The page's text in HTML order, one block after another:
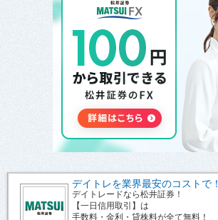
デイトレを業界最安のコストで！
デイトレードなら松井証券！
【一日信用取引】は
手数料・金利・貸株料が全て無料！